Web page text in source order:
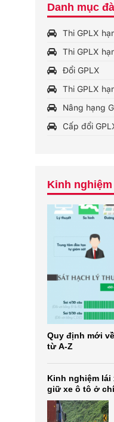
Danh mục
Thi GPLX
Thi GPLX
Đổi GPLX
Thi GPLX
Nâng hạng
Cấp đổi
Kinh
Quy định mới
từ A-Z
Kinh nghiệm
giữ xe ô tô ở